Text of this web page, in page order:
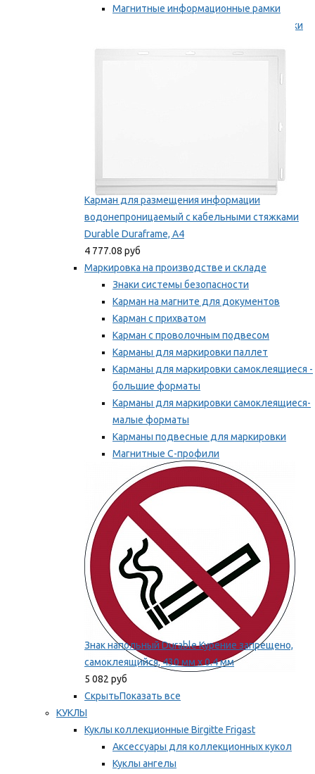
Магнитные информационные рамки
Самоклеящиеся информационные рамки
Карман для размещения информации
водонепроницаемый с кабельными стяжками
Durable Duraframe, А4
4 777.08 руб
Маркировка на производстве и складе
Знаки системы безопасности
Карман на магните для документов
Карман с прихватом
Карман с проволочным подвесом
Карманы для маркировки паллет
Карманы для маркировки самоклеящиеся -
большие форматы
Карманы для маркировки самоклеящиеся-
малые форматы
Карманы подвесные для маркировки
Магнитные С-профили
Напольная маркировка
Мы рекомендуем
Знак напольный Durable Курение запрещено,
самоклеящийся, 430 мм х 0.4 мм
5 082 руб
СкрытьПоказать все
КУКЛЫ
Куклы коллекционные Birgitte Frigast
Аксессуары для коллекционных кукол
Куклы ангелы